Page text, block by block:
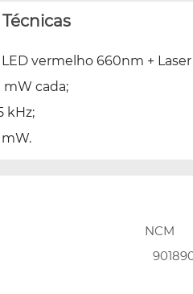
vermelho 660nm +
mW cada;
kHz;
NCM